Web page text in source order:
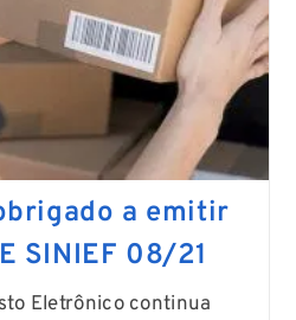
a emitir
SINIEF 08/21
Eletrônico continua